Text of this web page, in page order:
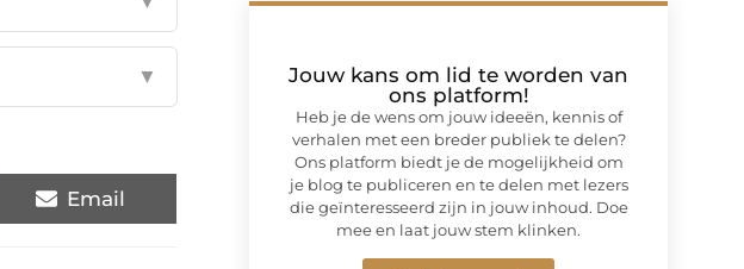
▼
Email
Jouw kans om lid te worden van
ons platform!
Heb je de wens om jouw ideeën, kennis of
verhalen met een breder publiek te delen?
Ons platform biedt je de mogelijkheid om
je blog te publiceren en te delen met lezers
die geïnteresseerd zijn in jouw inhoud. Doe
mee en laat jouw stem klinken.